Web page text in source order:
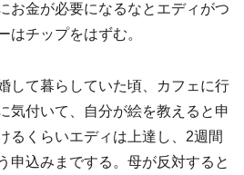
お金が必要になるなとエディがつ
はチップをはずむ。
して暮らしていた頃、カフェに行
気付いて、自分が絵を教えると申
るくらいエディは上達し、2週間
申込みまでする。母が反対すると